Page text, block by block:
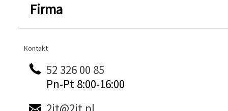
Firma
Kontakt
Kontakt
52 326 00 85
Pn-Pt 8:00-16:00